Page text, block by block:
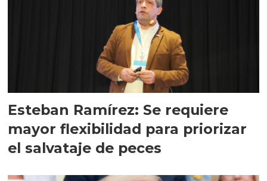
Esteban Ramírez: Se requiere
mayor flexibilidad para priorizar
el salvataje de peces